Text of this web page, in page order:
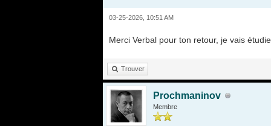
03-25-2026, 10:51 AM
Merci Verbal pour ton retour, je vais
Trouver
Prochmaninov
Membre